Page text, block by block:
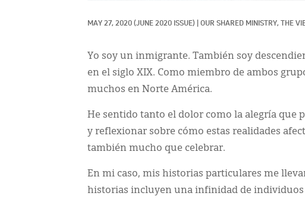
MAY 27, 2020 (JUNE 2020 ISSUE) OUR SHARED MINISTRY, THE
Yo soy un inmigrante. También soy
en el siglo XIX. Como miembro de ambos
muchos en Norte América.
He sentido tanto el dolor como la alegría que
y reflexionar sobre cómo estas realidades
también mucho que celebrar.
En mi caso, mis historias particulares me
historias incluyen una infinidad de